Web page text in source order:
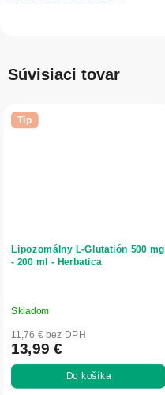
Súvisiaci tovar
Tip
Lipozomálny L‑Glutatión 500 mg
- 200 ml - Herbatica
Skladom
11,76 € bez DPH
13,99 €
Do košíka